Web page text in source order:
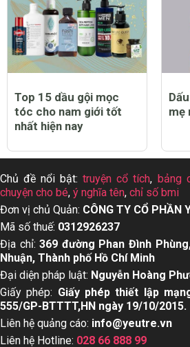
Top 15 dầu gội mọc
tóc cho nam giới tốt
nhất hiện nay
mẹ
Chủ đề nổi bật:truyện cổ tích, bảng
chuyện cho bé, ý nghĩa tên, chỉ số bmi
Đơn vị chủ Quản: CÔNG TY CỔ PHẦN
Mã số thuế: 0312926237
Địa chỉ:369 đường Phan Đình
Nhuận, Thành phố Hồ Chí Minh
Đại diện pháp luật: Nguyễn Hoàng
Giấy phép: Giấy phép thiết lập
555/GP-BTTTT,HN ngày 19/10/2015.
Liên hệ quảng cáo: info@yeutre.vn
Liên hệ Hotline: 028 66 888 99